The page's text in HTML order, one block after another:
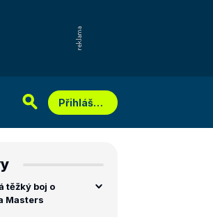
Přihlášení
těžký boj o
Masters